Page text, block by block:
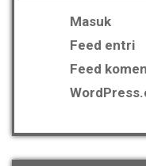
Masuk
Feed entri
Feed